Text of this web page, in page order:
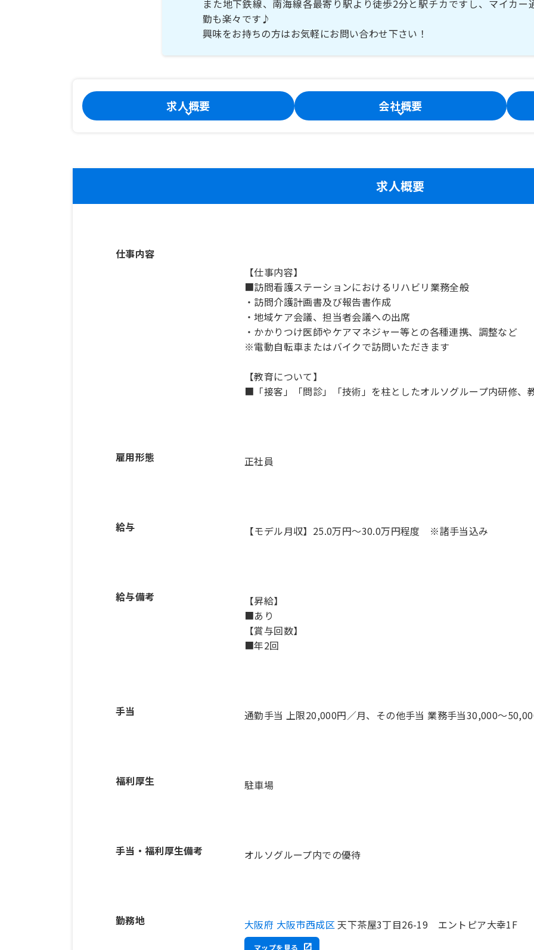
また地下鉄線、南海線各最寄り駅より徒歩2分と駅チカですし、マイカー
勤も楽々です♪
興味をお持ちの方はお気軽にお問い合わせ下さい！
求人概要 会社概要
求人概要
仕事内容
【仕事内容】
■訪問看護ステーションにおけるリハビリ業務全般
・訪問介護計画書及び報告書作成
・地域ケア会議、担当者会議への出席
・かかりつけ医師やケアマネジャー等との各種連携、調整など
※電動自転車またはバイクで訪問いただきます
【教育について】
■「接客」「問診」「技術」を柱としたオルソグループ内研修、
雇用形態 正社員
給与 【モデル月収】25.0万円〜30.0万円程度 ※諸手当込み
給与備考
【昇給】
■あり
【賞与回数】
■年2回
手当 通勤手当 上限20,000円／月、その他手当 業務手当30,000～
福利厚生 駐車場
手当・福利厚生備考 オルソグループ内での優待
勤務地 大阪府 大阪市西成区 天下茶屋3丁目26-19 エントピア大幸1F
マップを見る